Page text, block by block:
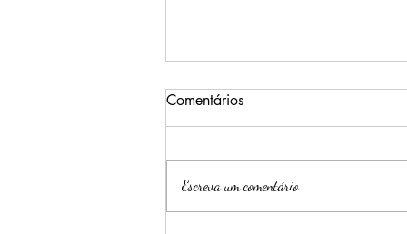
Comentários
Escreva um comentário